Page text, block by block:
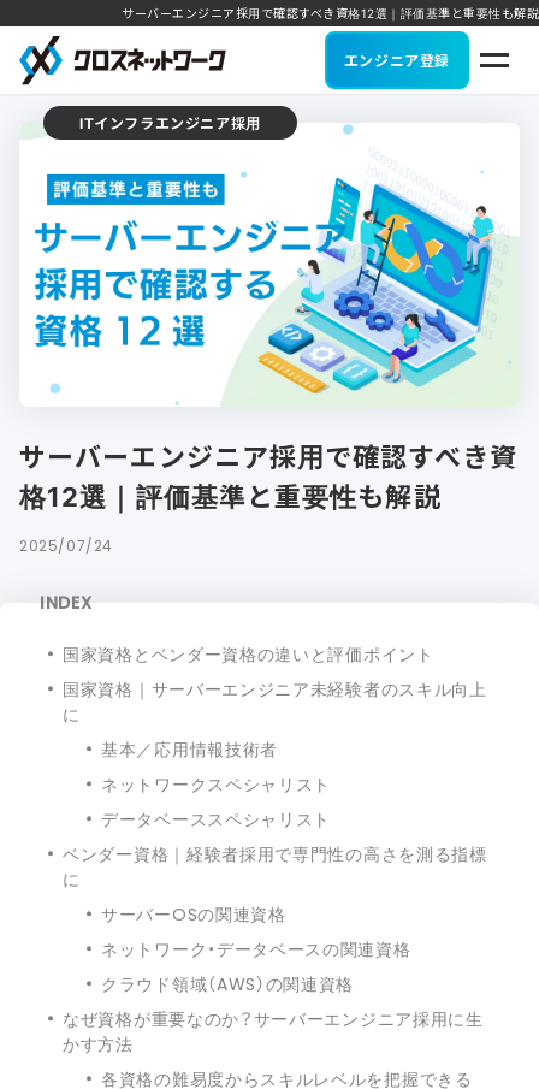
サーバーエンジニア採用で確認すべき資格12選｜評価基準と重要性も解説
エンジニア登録
ITインフラエンジニア採用
サーバーエンジニア採用で確認すべき資
格12選｜評価基準と重要性も解説
2025/07/24
INDEX
国家資格とベンダー資格の違いと評価ポイント
国家資格｜サーバーエンジニア未経験者のスキル向上
に
基本／応用情報技術者
ネットワークスペシャリスト
データベーススペシャリスト
ベンダー資格｜経験者採用で専門性の高さを測る指標
に
サーバーOSの関連資格
ネットワーク・データベースの関連資格
クラウド領域（AWS）の関連資格
なぜ資格が重要なのか？サーバーエンジニア採用に生
かす方法
各資格の難易度からスキルレベルを把握できる